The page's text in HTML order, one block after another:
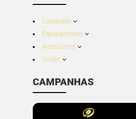
Capacete 3
Equipamento 3
Acessórios 3
Outlet 3
CAMPANHAS